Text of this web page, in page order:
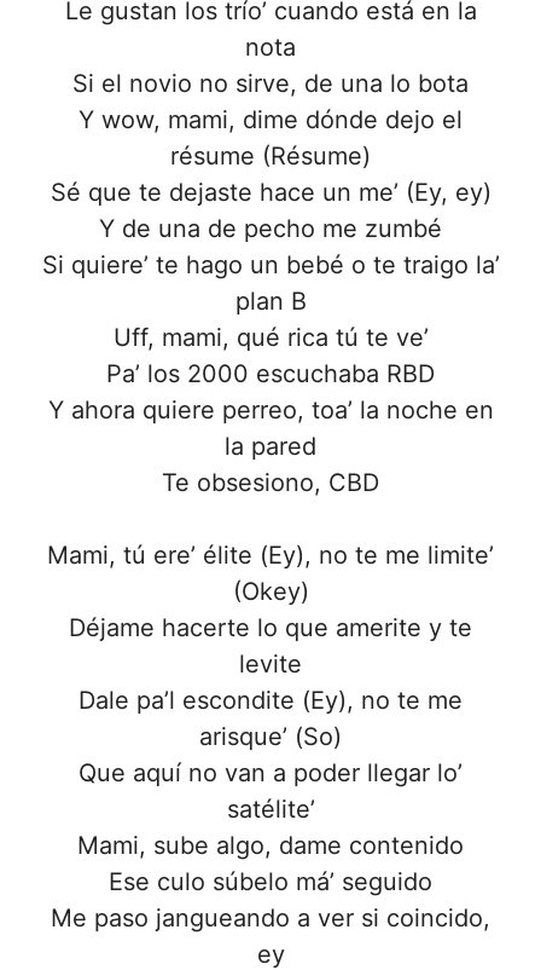
Le gustan los trío’ cuando está en la
nota
Si el novio no sirve, de una lo bota
Y wow, mami, dime dónde dejo el
résume (Résume)
Sé que te dejaste hace un me’ (Ey, ey)
Y de una de pecho me zumbé
Si quiere’ te hago un bebé o te traigo la’
plan B
Uff, mami, qué rica tú te ve’
Pa’ los 2000 escuchaba RBD
Y ahora quiere perreo, toa’ la noche en
la pared
Te obsesiono, CBD
Mami, tú ere’ élite (Ey), no te me limite’
(Okey)
Déjame hacerte lo que amerite y te
levite
Dale pa’l escondite (Ey), no te me
arisque’ (So)
Que aquí no van a poder llegar lo’
satélite’
Mami, sube algo, dame contenido
Ese culo súbelo má’ seguido
Me paso jangueando a ver si coincido,
ey